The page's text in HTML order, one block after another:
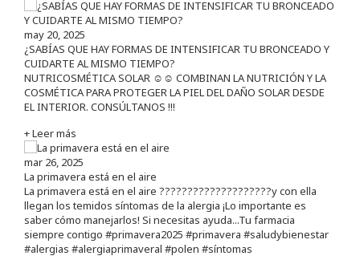
may 20, 2025
¿SABÍAS QUE HAY FORMAS DE INTENSIFICAR TU BRONCEADO Y
CUIDARTE AL MISMO TIEMPO?
NUTRICOSMÉTICA SOLAR ☺️☺️ COMBINAN LA NUTRICIÓN Y LA
COSMÉTICA PARA PROTEGER LA PIEL DEL DAÑO SOLAR DESDE
EL INTERIOR. CONSÚLTANOS !!!
+ Leer más
mar 26, 2025
La primavera está en el aire
La primavera está en el aire ????????????????????y con ella
llegan los temidos síntomas de la alergia ¡Lo importante es
saber cómo manejarlos! Si necesitas ayuda...Tu farmacia
siempre contigo #primavera2025 #primavera #saludybienestar
#alergias #alergiaprimaveral #polen #síntomas